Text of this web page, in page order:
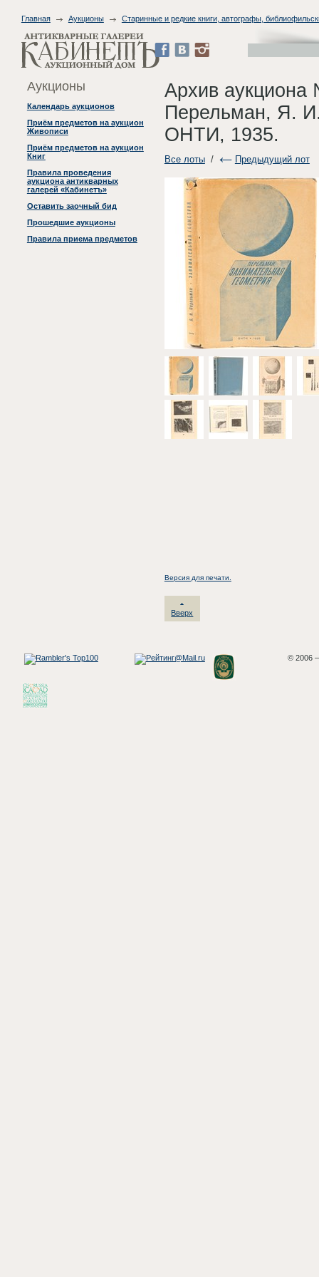
Главная Аукционы Старинные и редкие книги, автографы,
Аукционы
Календарь аукционов
Приём предметов на аукцион
Живописи
Приём предметов на аукцион
Книг
Правила проведения
аукциона антикварных
галерей «Кабинетъ»
Оставить заочный бид
Прошедшие аукционы
Правила приема предметов
Архив
Перельман, Я.
ОНТИ, 1935.
Все лоты/ Предыдущий лот
Версия для печати.
Вверх
© 2006